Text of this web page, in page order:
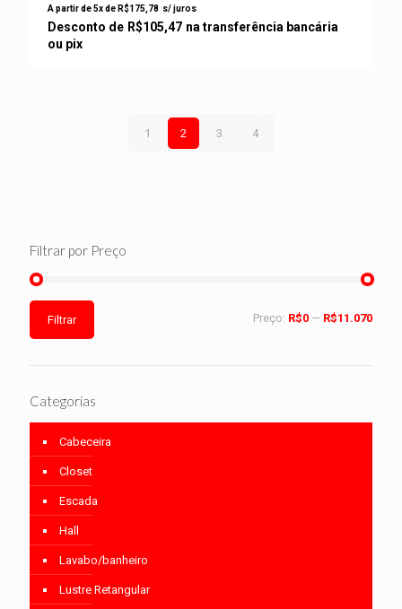
A partir de 5x de R$175,78 s/ juros
Desconto de R$105,47 na transferência bancária
ou pix
1 2 3 4
Filtrar por Preço
Filtrar Preço: R$0 — R$11.070
Categorias
Cabeceira
Closet
Escada
Hall
Lavabo/banheiro
Lustre Retangular